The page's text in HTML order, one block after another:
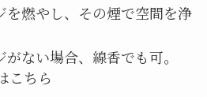
を燃やし、その煙で空間を浄
がない場合、線香でも可。
こちら